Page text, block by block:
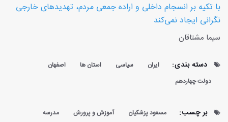
با تکیه بر انسجام داخلی و اراده جمعی مردم، تهدیدهای خارجی
نگرانی ایجاد نمی‌کند
سیما مشتاقان
دسته بندی: ایران سیاسی استان ها
اصفهان
دولت چهاردهم
بر چسب: مسعود پزشکیان آموزش و پرورش مدرسه